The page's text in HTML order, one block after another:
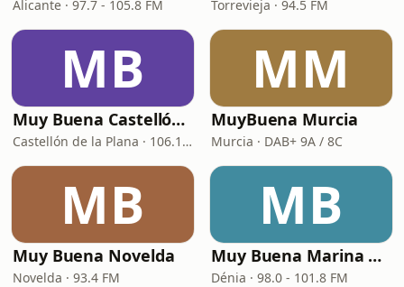
Alicante · 97.7 - 105.8 FM Torrevieja · 94.5 FM
MB
Muy Buena Castellón de la Plana
Castellón de la Plana · 106.1 FM
MM
MuyBuena Murcia
Murcia · DAB+ 9A / 8C
MB
Muy Buena Novelda
Novelda · 93.4 FM
MB
Muy Buena Marina Alta Dénia
Dénia · 98.0 - 101.8 FM